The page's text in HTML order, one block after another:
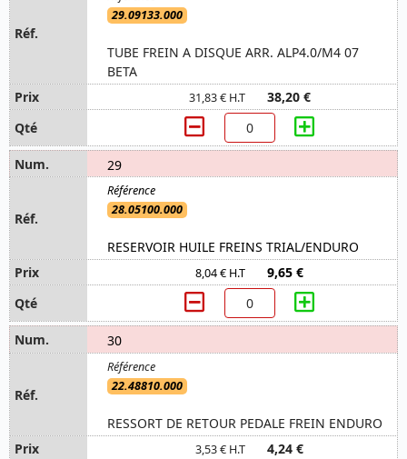
29.09133.000
TUBE FREIN A DISQUE ARR. ALP4.0/M4 07
BETA
31,83 € H.T 38,20 €
29
28.05100.000
RESERVOIR HUILE FREINS TRIAL/ENDURO
8,04 € H.T 9,65 €
30
22.48810.000
RESSORT DE RETOUR PEDALE FREIN ENDURO
3,53 € H.T 4,24 €